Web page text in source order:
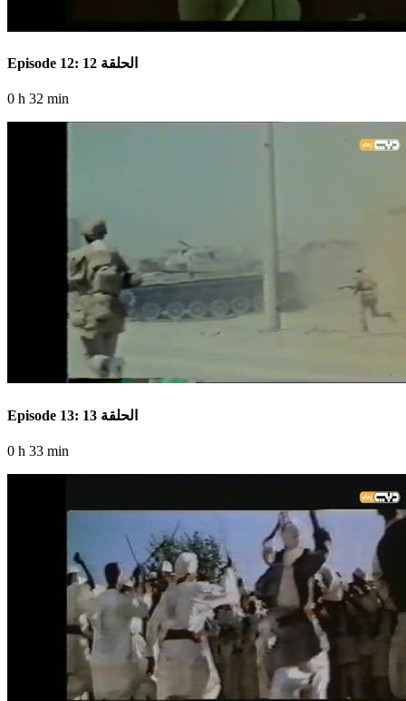
Episode 12: الحلقة 12
0 h 32 min
Episode 13: الحلقة 13
0 h 33 min